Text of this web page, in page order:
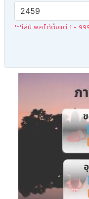
***ใส่ปี พ.ศ.ได้ตั้งแต่ 1 -